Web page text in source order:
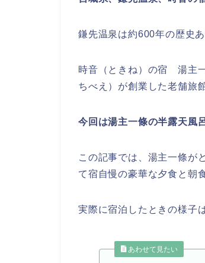
鎌先温泉は約600年の歴史
時音（ときね）の宿 湯主
ちべえ）が創業した老舗旅
今回は湯主一條の半露天風
この記事では、湯主一條が
て宿自慢の豪華な夕食と朝
実際に宿泊したときの様子
あわせて見たい